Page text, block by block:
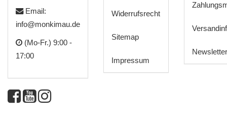
Email:
info@monkimau.de
(Mo-Fr.) 9:00 -
17:00
Widerrufsrecht
Sitemap
Impressum
Newsletter